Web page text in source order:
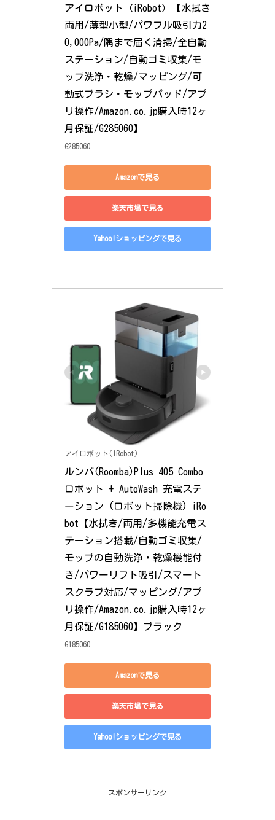
アイロボット（iRobot）【水拭き
両用/薄型小型/パワフル吸引力2
0,000Pa/隅まで届く清掃/全自動
ステーション/自動ゴミ収集/モ
ップ洗浄・乾燥/マッピング/可
動式ブラシ・モップパッド/アプ
リ操作/Amazon.co.jp購入時12ヶ
月保証/G285060】
G285060
Amazonで見る
楽天市場で見る
Yahoo!ショッピングで見る
アイロボット(IRobot)
ルンバ(Roomba)Plus 405 Combo
ロボット + AutoWash 充電ステ
ーション (ロボット掃除機) iRo
bot【水拭き/両用/多機能充電ス
テーション搭載/自動ゴミ収集/
モップの自動洗浄・乾燥機能付
き/パワーリフト吸引/スマート
スクラブ対応/マッピング/アプ
リ操作/Amazon.co.jp購入時12ヶ
月保証/G185060】ブラック
G185060
Amazonで見る
楽天市場で見る
Yahoo!ショッピングで見る
スポンサーリンク